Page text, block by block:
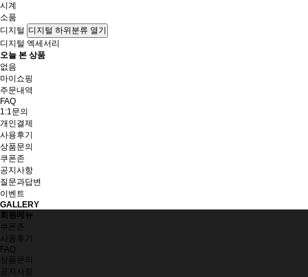
시계
소품
디지털 디지털 하위분류 열기
디지털 엑세서리
오늘 본 상품
없음
마이쇼핑
주문내역
FAQ
1:1문의
개인결제
사용후기
상품문의
쿠폰존
공지사항
질문과답변
이벤트
GALLERY
회원메뉴
쿠폰존
사용후기
FAQ
상품문의
공지사항